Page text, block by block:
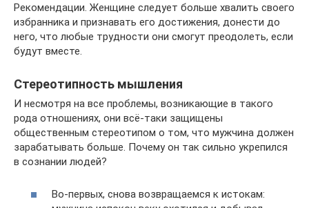
Рекомендации. Женщине следует больше хвалить своего
избранника и признавать его достижения, донести до
него, что любые трудности они смогут преодолеть, если
будут вместе.
Стереотипность мышления
И несмотря на все проблемы, возникающие в такого
рода отношениях, они всё-таки защищены
общественным стереотипом о том, что мужчина должен
зарабатывать больше. Почему он так сильно укрепился
в сознании людей?
Во-первых, снова возвращаемся к истокам: